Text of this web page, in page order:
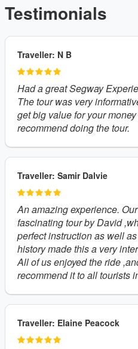
Testimonials
Traveller: N B
Had a great Segway
The tour was very
get big value for your
recommend doing the tour.
Traveller: Samir Dalvie
An amazing experience.
fascinating tour by David
perfect instruction as well
history made this a very
All of us enjoyed the ride
recommend it to all tourists
Traveller: Elaine Peacock